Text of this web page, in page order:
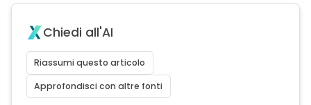
Chiedi all'AI
Riassumi questo articolo
Approfondisci con altre fonti